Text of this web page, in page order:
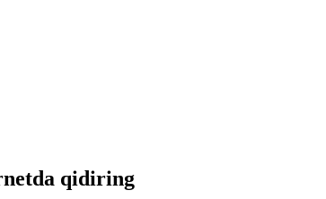
qidiring